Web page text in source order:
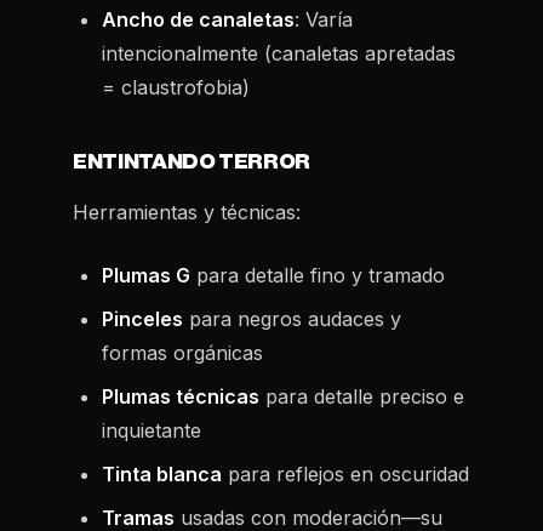
Ancho de canaletas: Varía
intencionalmente (canaletas apretadas
= claustrofobia)
ENTINTANDO TERROR
Herramientas y técnicas:
Plumas G para detalle fino y tramado
Pinceles para negros audaces y
formas orgánicas
Plumas técnicas para detalle preciso e
inquietante
Tinta blanca para reflejos en oscuridad
Tramas usadas con moderación—su